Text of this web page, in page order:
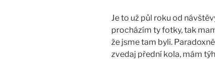
Je to už půl roku od
procházím ty fotky, tak
že jsme tam byli.
zvedaj přední kola, mám